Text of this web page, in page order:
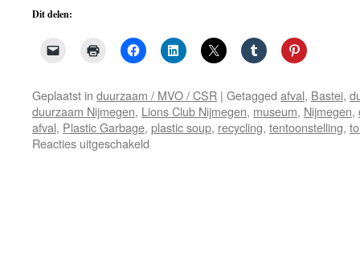
Dit delen:
Geplaatst in duurzaam / MVO / CSR | Getagged afval, Bastei,
duurzaam Nijmegen, Lions Club Nijmegen, museum, Nijmegen,
afval, Plastic Garbage, plastic soup, recycling, tentoonstelling,
Reacties uitgeschakeld